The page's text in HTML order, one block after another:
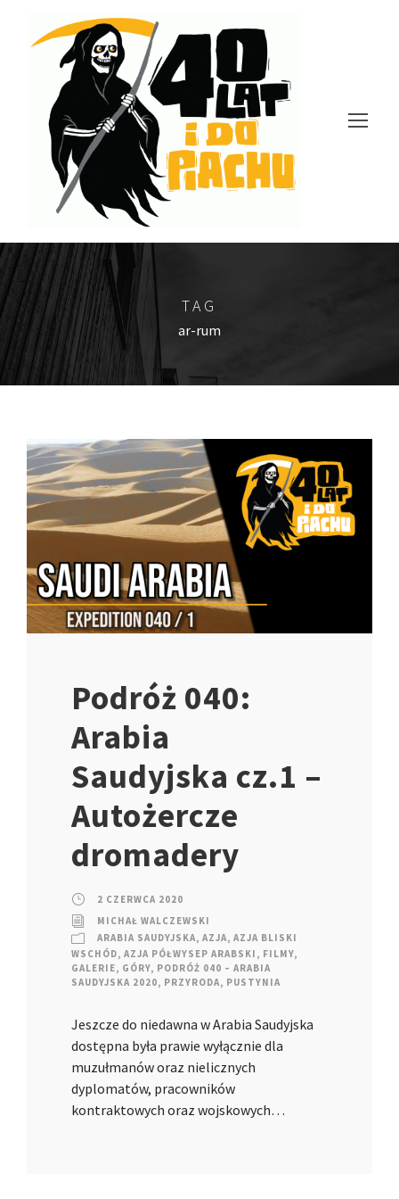
TAG
ar-rum
Podróż 040:
Arabia
Saudyjska cz.1 –
Autożercze
dromadery
2 CZERWCA 2020
MICHAŁ WALCZEWSKI
ARABIA SAUDYJSKA, AZJA, AZJA BLISKI
WSCHÓD, AZJA PÓŁWYSEP ARABSKI , FILMY,
GALERIE, GÓRY, PODRÓŻ 040 – ARABIA
SAUDYJSKA 2020, PRZYRODA, PUSTYNIA
Jeszcze do niedawna w Arabia Saudyjska
dostępna była prawie wyłącznie dla
muzułmanów oraz nielicznych
dyplomatów, pracowników
kontraktowych oraz wojskowych…